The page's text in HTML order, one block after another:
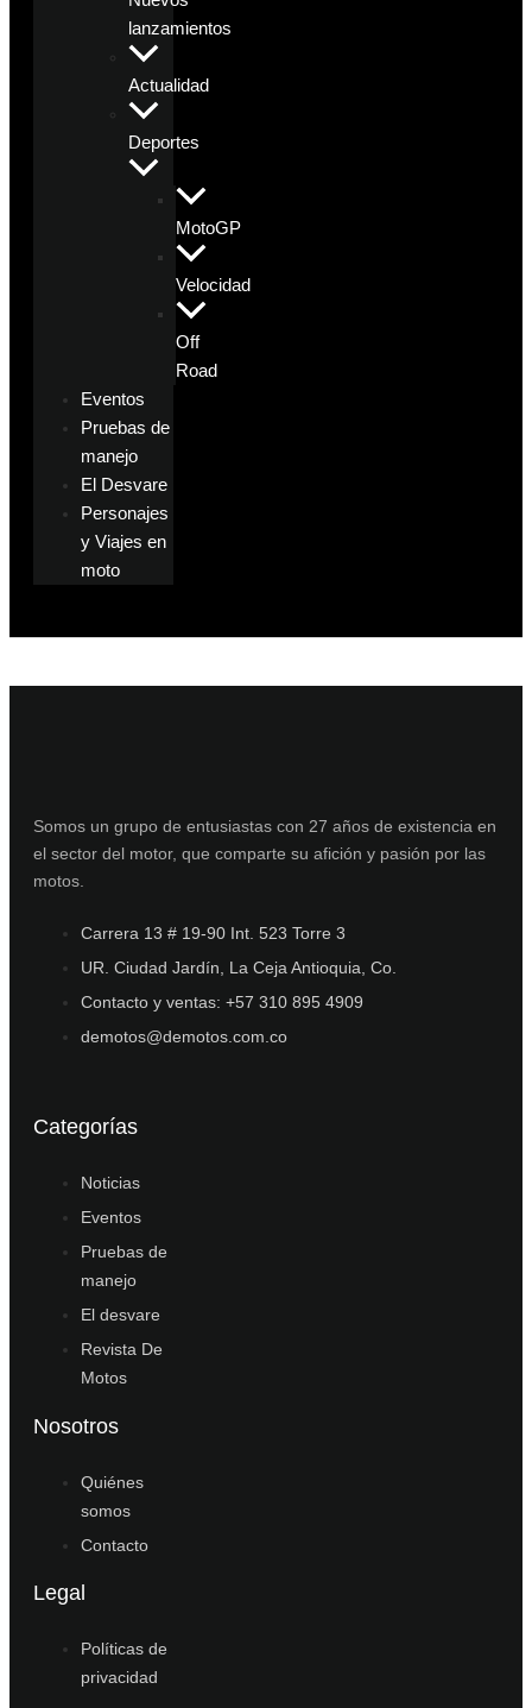
lanzamientos
Actualidad
Deportes
MotoGP
Velocidad
Off
Road
Eventos
Pruebas de
manejo
El Desvare
Personajes
y Viajes en
moto
Somos un grupo de entusiastas con 27 años de existencia en
el sector del motor, que comparte su afición y pasión por las
motos.
Carrera 13 # 19-90 Int. 523 Torre 3
UR. Ciudad Jardín, La Ceja Antioquia, Co.
Contacto y ventas: +57 310 895 4909
demotos@demotos.com.co
Categorías
Noticias
Eventos
Pruebas de
manejo
El desvare
Revista De
Motos
Nosotros
Quiénes
somos
Contacto
Legal
Políticas de
privacidad